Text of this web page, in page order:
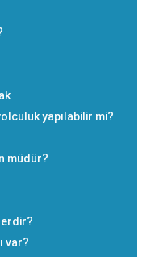
yapılabilir mi?
müdür?
var?